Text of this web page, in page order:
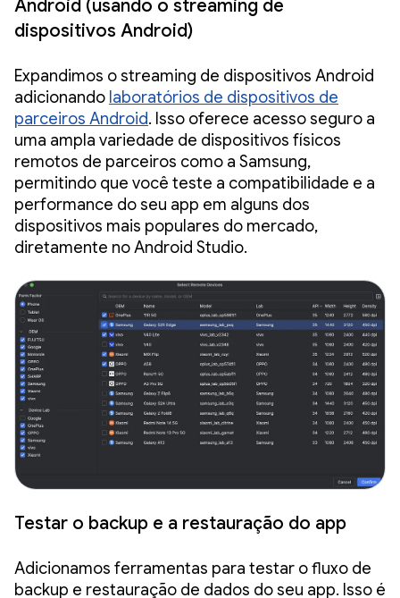
Android (usando o streaming de
dispositivos Android)
Expandimos o streaming de dispositivos Android
adicionando laboratórios de dispositivos de
parceiros Android. Isso oferece acesso seguro a
uma ampla variedade de dispositivos físicos
remotos de parceiros como a Samsung,
permitindo que você teste a compatibilidade e a
performance do seu app em alguns dos
dispositivos mais populares do mercado,
diretamente no Android Studio.
Testar o backup e a restauração do app
Adicionamos ferramentas para testar o fluxo de
backup e restauração de dados do seu app. Isso é